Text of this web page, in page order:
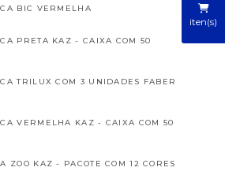
iten(s)
BIC VERMELHA
PRETA KAZ - CAIXA COM 50
TRILUX COM 3 UNIDADES FABER
VERMELHA KAZ - CAIXA COM 50
ZOO KAZ - PACOTE COM 12 CORES